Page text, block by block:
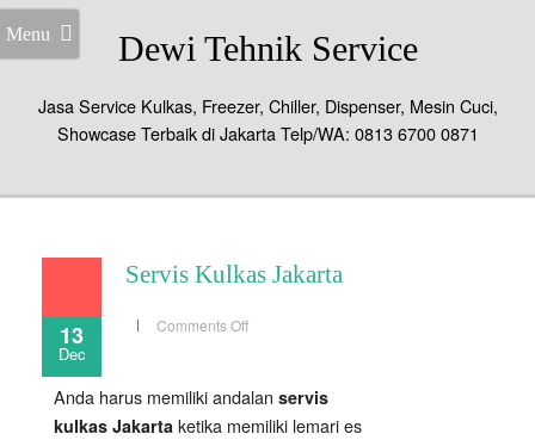
Menu Dewi Tehnik Service
Jasa Service Kulkas, Freezer, Chiller, Dispenser, Mesin Cuci,
Showcase Terbaik di Jakarta Telp/WA: 0813 6700 0871
13
Dec
Servis Kulkas Jakarta
Comments Offon
Anda harus memiliki andalan servis
kulkas Jakarta ketika memiliki lemari es